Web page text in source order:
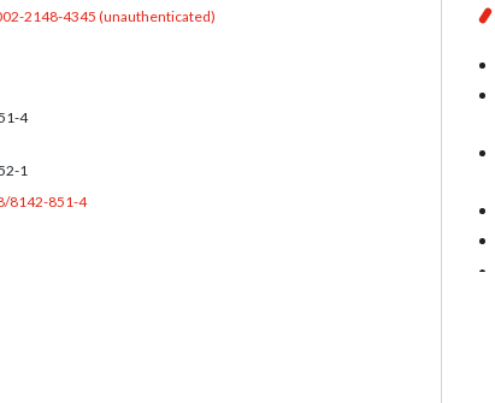
2148-4345 (unauthenticated)
4
1
8142-851-4